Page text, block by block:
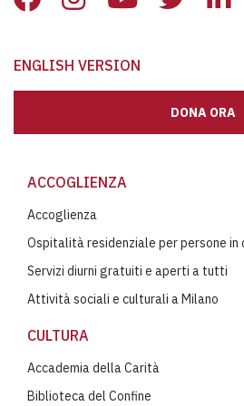
ENGLISH VERSION
DONA ORA
ACCOGLIENZA
Accoglienza
Ospitalità residenziale per persone
Servizi diurni gratuiti e aperti a tutti
Attività sociali e culturali a Milano
CULTURA
Accademia della Carità
Biblioteca del Confine